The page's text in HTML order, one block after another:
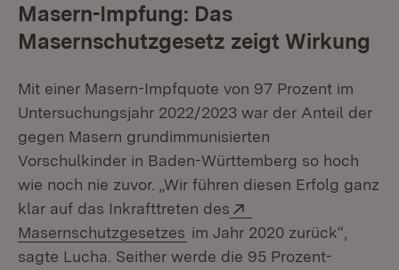
Masern-Impfung: Das
Masernschutzgesetz zeigt Wirkung
Mit einer Masern-Impfquote von 97 Prozent im
Untersuchungsjahr 2022/2023 war der Anteil der
gegen Masern grundimmunisierten
Vorschulkinder in Baden-Württemberg so hoch
wie noch nie zuvor. „Wir führen diesen Erfolg ganz
klar auf das Inkrafttreten des
Masernschutzgesetzes (Öffnet in neuem Fenster)
im Jahr 2020 zurück“,
sagte Lucha. Seither werde die 95 Prozent-